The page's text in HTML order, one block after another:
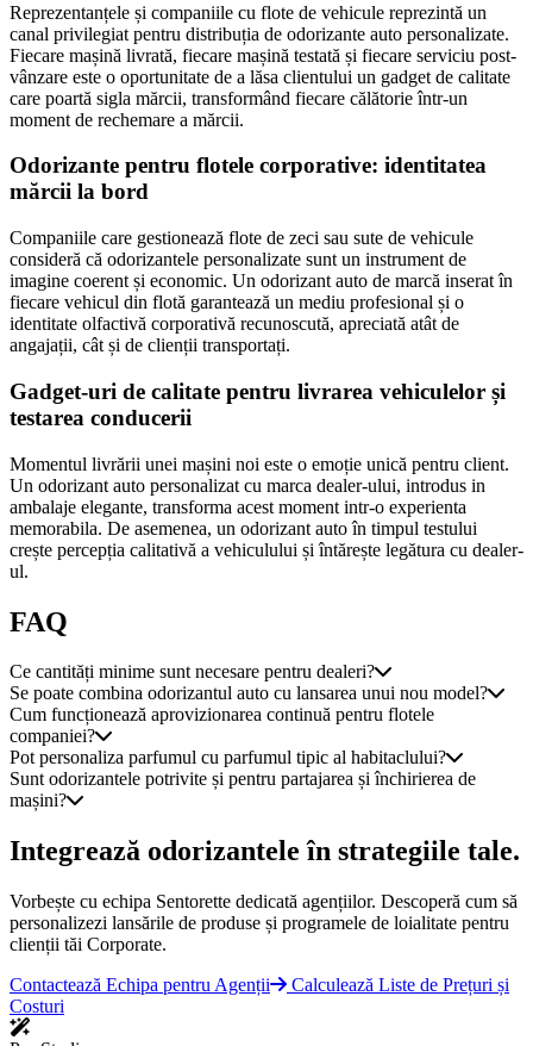
Reprezentanțele și companiile cu flote de vehicule reprezintă un
canal privilegiat pentru distribuția de odorizante auto personalizate.
Fiecare mașină livrată, fiecare mașină testată și fiecare serviciu post-
vânzare este o oportunitate de a lăsa clientului un gadget de calitate
care poartă sigla mărcii, transformând fiecare călătorie într-un
moment de rechemare a mărcii.
Odorizante pentru flotele corporative: identitatea
mărcii la bord
Companiile care gestionează flote de zeci sau sute de vehicule
consideră că odorizantele personalizate sunt un instrument de
imagine coerent și economic. Un odorizant auto de marcă inserat în
fiecare vehicul din flotă garantează un mediu profesional și o
identitate olfactivă corporativă recunoscută, apreciată atât de
angajații, cât și de clienții transportați.
Gadget-uri de calitate pentru livrarea vehiculelor și
testarea conducerii
Momentul livrării unei mașini noi este o emoție unică pentru client.
Un odorizant auto personalizat cu marca dealer-ului, introdus in
ambalaje elegante, transforma acest moment intr-o experienta
memorabila. De asemenea, un odorizant auto în timpul testului
crește percepția calitativă a vehiculului și întărește legătura cu dealer-
ul.
FAQ
Ce cantități minime sunt necesare pentru dealeri?
Se poate combina odorizantul auto cu lansarea unui nou model?
Cum funcționează aprovizionarea continuă pentru flotele
companiei?
Pot personaliza parfumul cu parfumul tipic al habitaclului?
Sunt odorizantele potrivite și pentru partajarea și închirierea de
mașini?
Integrează odorizantele în strategiile tale.
Vorbește cu echipa Sentorette dedicată agențiilor. Descoperă cum să
personalizezi lansările de produse și programele de loialitate pentru
clienții tăi Corporate.
Contactează Echipa pentru Agenții
Calculează Liste de Prețuri și
Costuri